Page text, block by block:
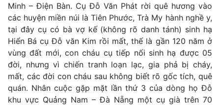
Minh – Điện Bàn. Cụ Đỗ Văn Phát rời quê hương vào
các huyện miền núi là Tiên Phước, Trà My hành nghề y,
tại đây cụ có bà vợ kế (không rõ danh tánh) sinh hạ
Hiển Bá cụ Đỗ văn Kim rồi mất, thế là gần 120 năm ở
vùng đất mới, con cháu cụ tiếp nối sinh hạ được 05
đời, nhưng vì chiến tranh loạn lạc, gia phả bị cháy,
mất, các đời con cháu sau không biết rõ gốc tích, quê
quán. Nhân cuộc gặp mặt lần thứ 3 của dòng họ Đỗ
khu vực Quảng Nam – Đà Nẵng một cụ già trên 70